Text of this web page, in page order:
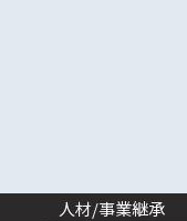
人材/事業継承